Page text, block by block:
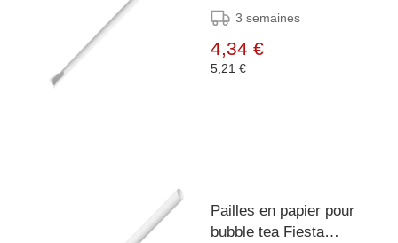
Compostable blanches
3 semaines
4,34 €
5,21 €
Pailles en papier pour
bubble tea Fiesta